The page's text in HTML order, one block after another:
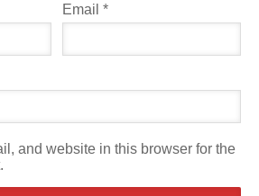
Email*
and website in this browser for the